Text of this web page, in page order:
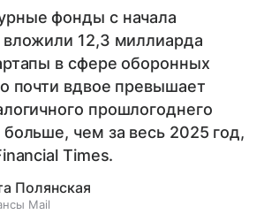
фонды с начала
вложили 12,3 миллиарда
в сфере оборонных
почти вдвое превышает
прошлогоднего
чем за весь 2025 год,
Times.
Полянская
Mail